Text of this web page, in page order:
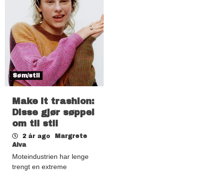
Søm/stil
Make it trashion:
Disse gjør søppel
om til stil
2 år ago
Margrete
Alva
Moteindustrien har lenge
trengt en extreme